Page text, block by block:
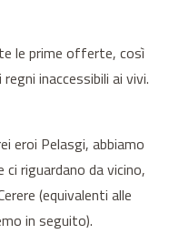
le prime offerte, così
inaccessibili ai vivi.
eroi Pelasgi, abbiamo
riguardano da vicino,
(equivalenti alle
in seguito).